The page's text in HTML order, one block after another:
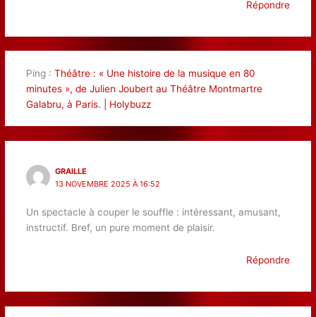
Répondre
Ping : Théâtre : « Une histoire de la musique en 80
minutes », de Julien Joubert au Théâtre Montmartre
Galabru, à Paris. | Holybuzz
GRAILLE
13 NOVEMBRE 2025 À 16:52
Un spectacle à couper le souffle : intéressant, amusant,
instructif. Bref, un pure moment de plaisir.
Répondre